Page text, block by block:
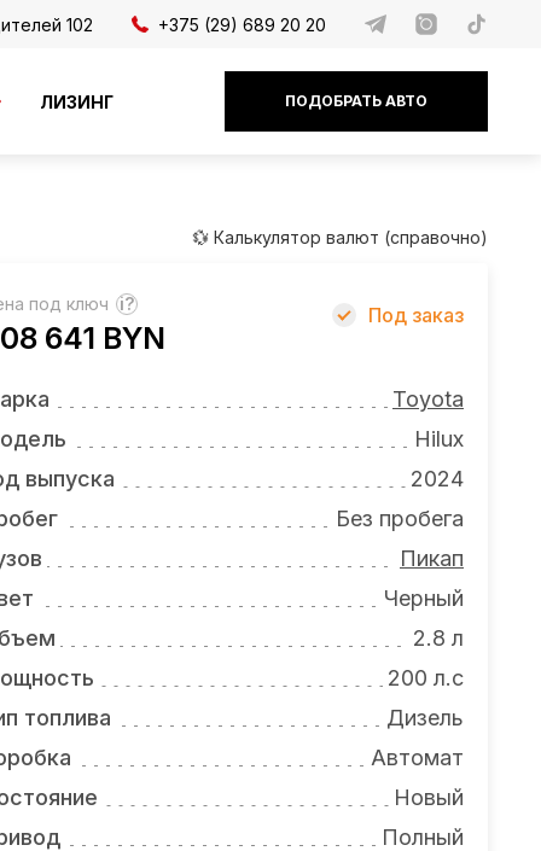
102 +375 (29) 689 20 20
ЛИЗИНГ ПОДОБРАТЬ АВТО
💱 Калькулятор валют (справочно)
под ключ ?
641 BYN
Под заказ
Toyota
Hilux
выпуска
2024
Без пробега
Пикап
Черный
2.8 л
200 л.с
топлива
Дизель
Автомат
Новый
Полный